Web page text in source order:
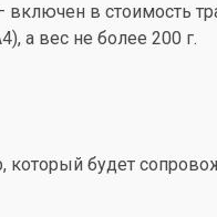
в стоимость
а вес не более 200 г.
будет